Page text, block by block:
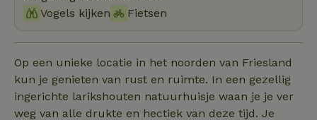
Vogels kijken
Fietsen
Op een unieke locatie in het noorden van Friesland
kun je genieten van rust en ruimte. In een gezellig
ingerichte larikshouten natuurhuisje waan je je ver
weg van alle drukte en hectiek van deze tijd. Je